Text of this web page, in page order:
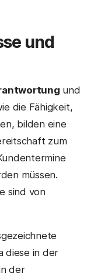
und
und
die Fähigkeit,
bilden eine
zum
müssen.
sind von
diese in der
der